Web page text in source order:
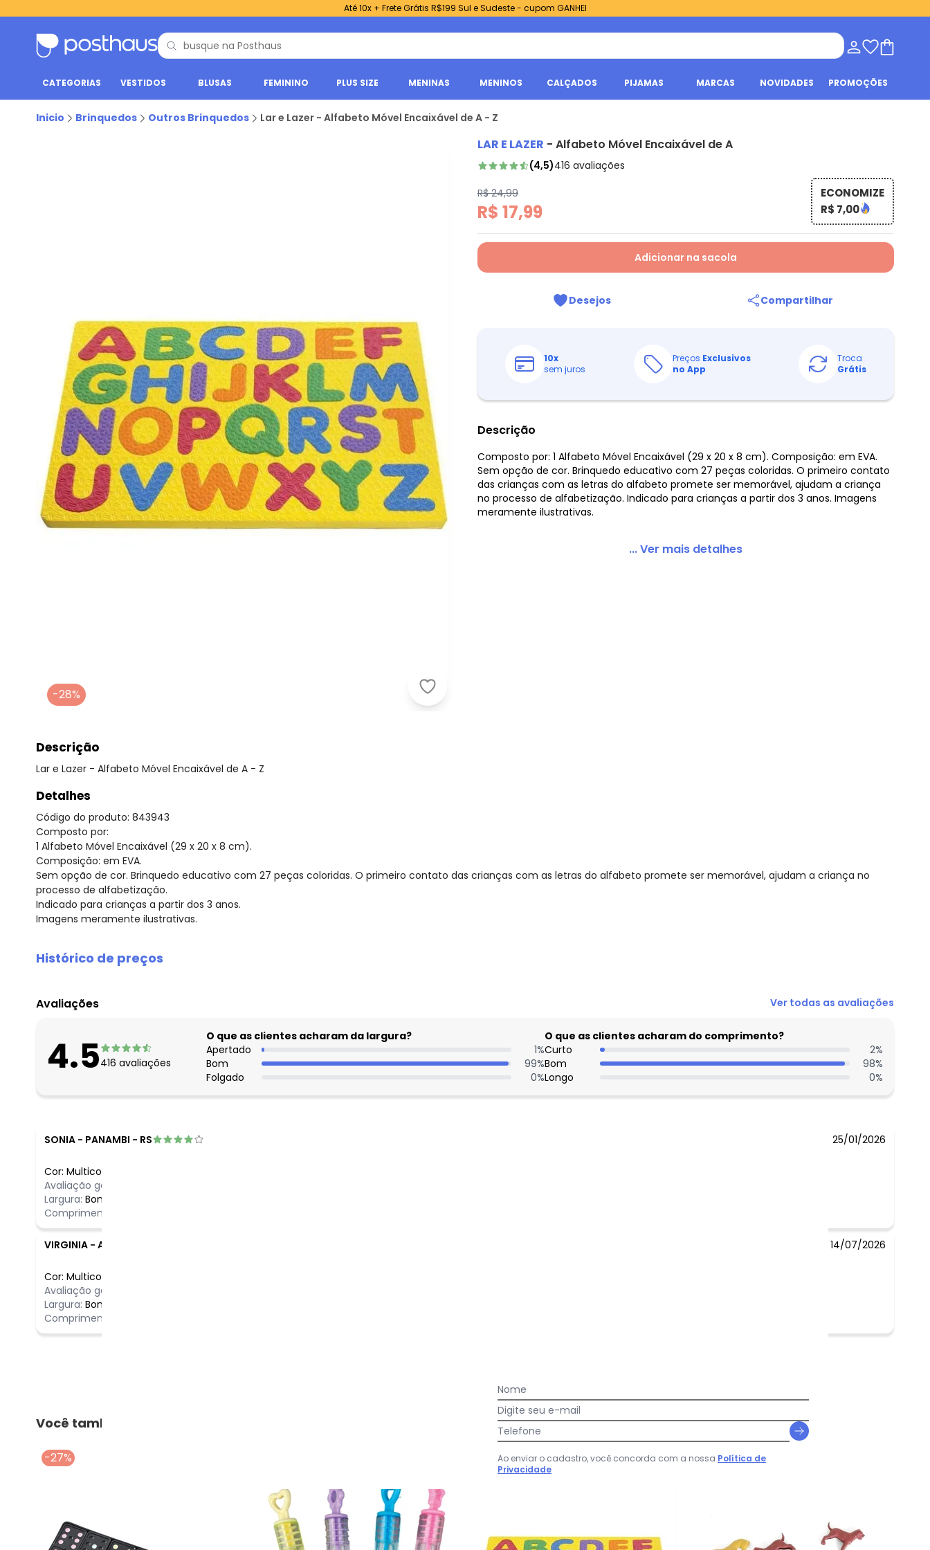
Até 10x + Frete Grátis R$199 Sul e Sudeste - cupom GANHEI
CATEGORIAS VESTIDOS BLUSAS FEMININO PLUS SIZE MENINAS MENINOS CALÇADOS PIJAMAS MARCAS NOVIDADES PROMOÇÕES
Inicio Brinquedos Outros Brinquedos Lar e Lazer - Alfabeto Móvel Encaixável de A - Z
Lar e Lazer - Alfabeto Móvel Encaixável de A - Z
-28%
LAR E LAZER - Alfabeto Móvel Encaixável de A
(4,5)416 avaliações
R$ 24,99
R$ 17,99
ECONOMIZE
R$ 7,00
Adicionar na sacola
Desejos Compartilhar
10x
sem juros
Preços Exclusivos
no App
Troca
Grátis
Descrição
Composto por: 1 Alfabeto Móvel Encaixável (29 x 20 x 8 cm). Composição: em EVA.
Sem opção de cor. Brinquedo educativo com 27 peças coloridas. O primeiro contato
das crianças com as letras do alfabeto promete ser memorável, ajudam a criança
no processo de alfabetização. Indicado para crianças a partir dos 3 anos. Imagens
meramente ilustrativas.
... Ver mais detalhes
Descrição
Lar e Lazer - Alfabeto Móvel Encaixável de A - Z
Detalhes
Código do produto: 843943
Composto por:
1 Alfabeto Móvel Encaixável (29 x 20 x 8 cm).
Composição: em EVA.
Sem opção de cor. Brinquedo educativo com 27 peças coloridas. O primeiro contato das crianças com as letras do alfabeto promete ser memorável, ajudam a criança no
processo de alfabetização.
Indicado para crianças a partir dos 3 anos.
Imagens meramente ilustrativas.
Histórico de preços
agosto/2026
N/D*
maio/2026 R$ 17,99
abril/2026 R$ 17,99
N/D*
fevereiro/2026 N/D*
Avaliações Ver todas as avaliações
4.5416 avaliações
O que as clientes acharam da largura?
Apertado
1%
Bom
99%
Folgado
0%
O que as clientes acharam do comprimento?
Curto
2%
Bom
98%
Longo
0%
SONIA - PANAMBI - RS 25/01/2026
Cor: Multicores
Avaliação geral do produto:
Largura: Bom
Comprimento:
VIRGINIA - ATIBAIA - SP 14/07/2026
Cor: Multicores
Avaliação geral do produto:
Largura: Bom
Comprimento:
Você também pode gostar
-27% -28% -27%
Nome
Digite seu e-mail
Telefone
Ao enviar o cadastro, você concorda com a nossa Política de
Privacidade